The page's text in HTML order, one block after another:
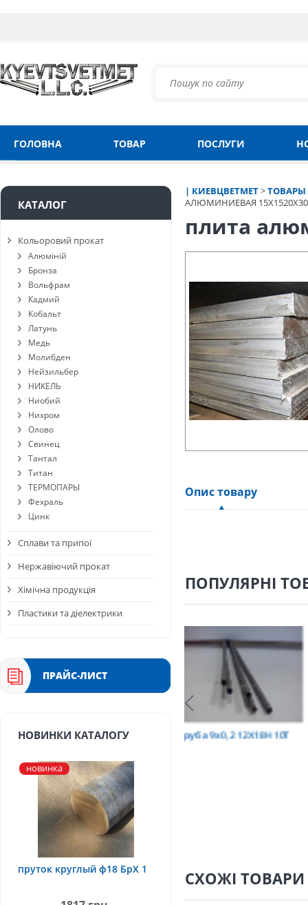
ГОЛОВНА ТОВАР ПОСЛУГИ
| КИЕВЦВЕТМЕТ>ТОВАРЫ
АЛЮМИНИЕВАЯ
плита
Опис товару
ПОПУЛЯРНІ
труба 9х0,2 12Х18Н10Т труба 75х1,5,
СХОЖІ ТОВАРИ
КАТАЛОГ
Кольоровий прокат
Алюміній
Бронза
Вольфрам
Кадмий
Кобальт
Латунь
Медь
Молибден
Нейзильбер
НИКЕЛЬ
Ниобий
Нихром
Олово
Свинец
Тантал
Титан
ТЕРМОПАРЫ
Фехраль
Цинк
Сплави та припої
Нержавіючий прокат
Хімічна продукція
Пластики та діелектрики
ПРАЙС-ЛИСТ
НОВИНКИ КАТАЛОГУ
новинка
пруток круглый ф18 БрХ 1